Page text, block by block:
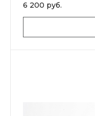
6 200 руб.